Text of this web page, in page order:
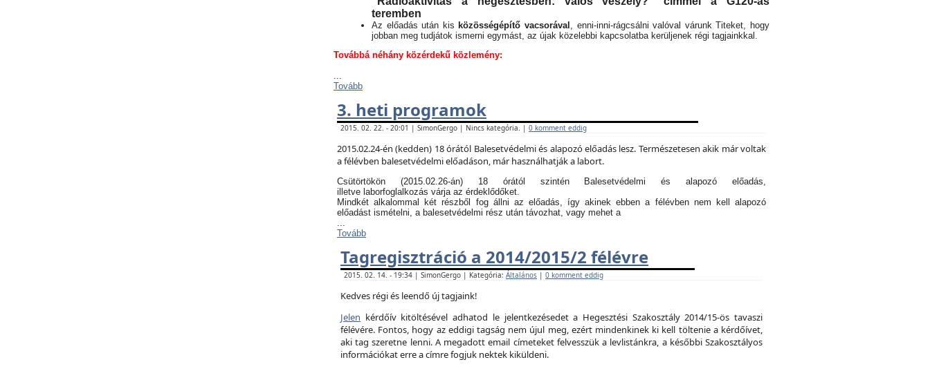
teremben
Az előadás után kis közösségépítő vacsorával , enni-inni-rágcsálni valóval várunk Titeket, hogy
jobban meg tudjátok ismerni egymást, az újak közelebbi kapcsolatba kerüljenek régi tagjainkkal.
Továbbá néhány közérdekű közlemény:
...
Tovább
3. heti programok
2015. 02. 22. - 20:01 | SimonGergo | Nincs kategória. | 0 komment eddig
2015.02.24-én (kedden) 18 órától Balesetvédelmi és alapozó előadás lesz. Természetesen akik már voltak
a félévben balesetvédelmi előadáson, már használhatják a labort.
Csütörtökön (2015.02.26-án) 18 órától szintén Balesetvédelmi és alapozó előadás,
illetve laborfoglalkozás várja az érdeklődőket.
Mindkét alkalommal két részből fog állni az előadás, így akinek ebben a félévben nem kell alapozó
előadást ismételni, a balesetvédelmi rész után távozhat, vagy mehet a
...
Tovább
Tagregisztráció a 2014/2015/2 félévre
2015. 02. 14. - 19:34 | SimonGergo | Kategória: Általános | 0 komment eddig
Kedves régi és leendő új tagjaink!
Jelen kérdőív kitöltésével adhatod le jelentkezésedet a Hegesztési Szakosztály 2014/15-ös tavaszi
félévére. Fontos, hogy az eddigi tagság nem újul meg, ezért mindenkinek ki kell töltenie a kérdőívet,
aki tag szeretne lenni. A megadott email címeteket felvesszük a levlistánkra, a későbbi Szakosztályos
információkat erre a címre fogjuk nektek kiküldeni.